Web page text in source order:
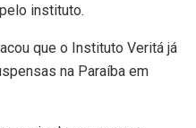
instituto.
que o Instituto Veritá já
na Paraíba em